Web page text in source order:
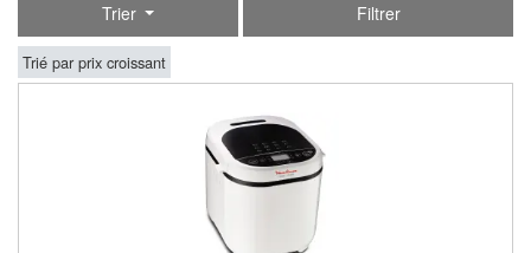
Trier
Filtrer
Trié par prix croissant